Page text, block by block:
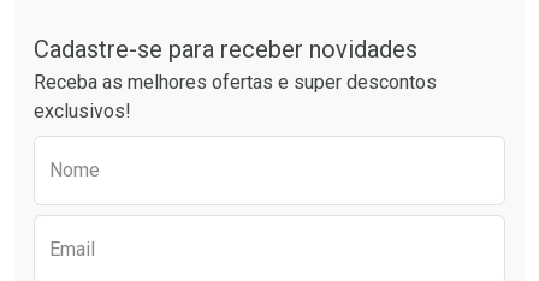
Ver Desconto Convênio
Cadastre-se para receber novidades
Receba as melhores ofertas e super descontos
exclusivos!
Nome
Email